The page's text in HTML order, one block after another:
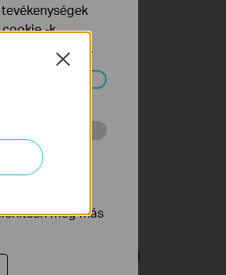
to version 1.3.13.0:
V3/3.6, TL-SG1024DE(UN)
Close
cookie -k
talál.
be annak
meg más